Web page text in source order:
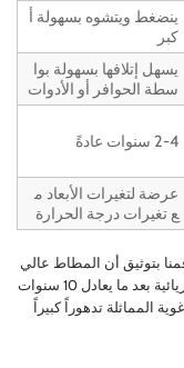
ينضغط ويتشوه بسهولة أ
كبر
يسهل إتلافها بسهولة بوا
سطة الحوافر أو الأدوات
2-4 سنوات عادةً
عرضة لتغيرات الأبعاد م
ع تغيرات درجة الحرارة
بتوثيق أن المطاط عالي
الجودة يحافظ على أكثر من 90% من خصائصه الفيزيائية بعد ما يعادل 10 سنوات
المماثلة تدهوراً كبيراً